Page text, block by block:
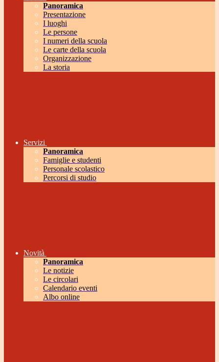
Panoramica
Presentazione
I luoghi
Le persone
I numeri della scuola
Le carte della scuola
Organizzazione
La storia
Servizi
Panoramica
Famiglie e studenti
Personale scolastico
Percorsi di studio
Novità
Panoramica
Le notizie
Le circolari
Calendario eventi
Albo online